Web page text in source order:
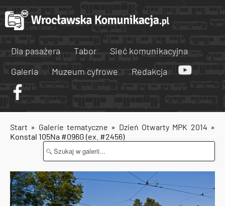
Dla pasażera Tabor
Sieć komunikacyjna
Galeria
Muzeum cyfrowe Redakcja
Start » Galerie tematyczne » Dzień Otwarty MPK 2014 »
Konstal 105Na #096G (ex. #2456)